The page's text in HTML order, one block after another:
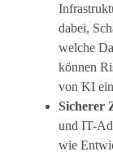
dabei,
welche
können
von KI
Sicherer
und IT-
wie